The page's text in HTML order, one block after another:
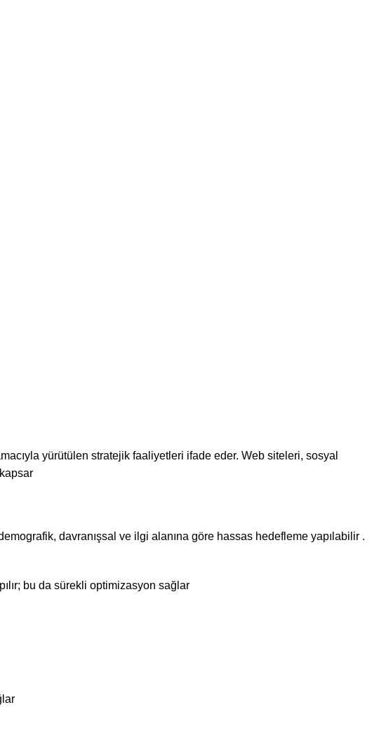
yürütülen stratejik faaliyetleri ifade eder. Web siteleri, sosyal
davranışsal ve ilgi alanına göre hassas hedefleme yapılabilir .
bu da sürekli optimizasyon sağlar